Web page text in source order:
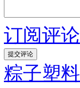
订阅评论
粽子塑